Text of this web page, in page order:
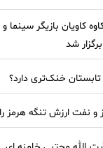
کاویان بازیگر سینما
شد
خنک‌تری دارد؟